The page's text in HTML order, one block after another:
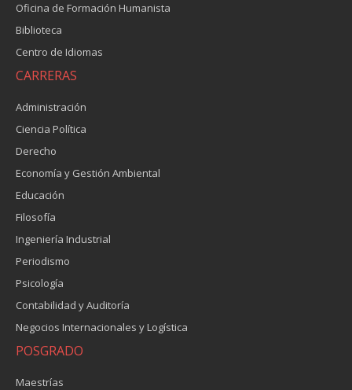
Oficina de Formación Humanista
Biblioteca
Centro de Idiomas
CARRERAS
Administración
Ciencia Política
Derecho
Economía y Gestión Ambiental
Educación
Filosofía
Ingeniería Industrial
Periodismo
Psicología
Contabilidad y Auditoría
Negocios Internacionales y Logística
POSGRADO
Maestrías